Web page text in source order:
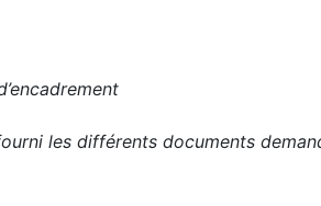
les différents documents